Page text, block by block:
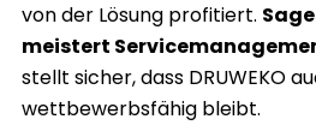
von der Lösung profitiert.
meistert
stellt sicher, dass DRUWEKO
wettbewerbsfähig bleibt.